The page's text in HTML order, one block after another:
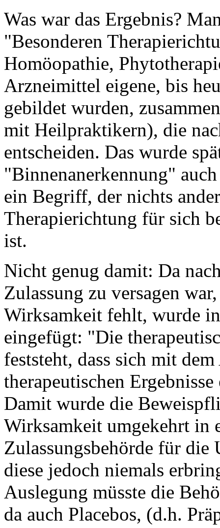
Was war das Ergebnis?
"Besonderen
Homöopathie,
Arzneimittel eigene, bis
gebildet wurden,
mit Heilpraktikern), die
entscheiden. Das wurde
"Binnenanerkennung"
ein Begriff, der nichts
Therapierichtung für sich
ist.
Nicht genug damit: Da
Zulassung zu versagen
Wirksamkeit fehlt, wurde
eingefügt: "Die
feststeht, dass sich mit
therapeutischen
Damit wurde die
Wirksamkeit umgekehrt in
Zulassungsbehörde für
diese jedoch niemals
Auslegung müsste die
da auch Placebos, (d.h.